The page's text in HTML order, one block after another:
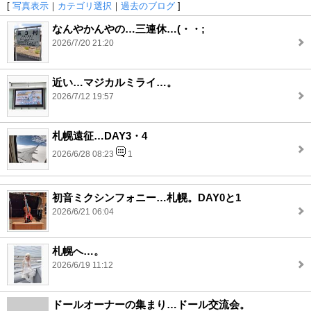
[ 写真表示 ｜ カテゴリ選択 ｜ 過去のブログ ]
なんやかんやの…三連休…(・・;
2026/7/20 21:20
近い…マジカルミライ…。
2026/7/12 19:57
札幌遠征…DAY3・4
2026/6/28 08:23 1
初音ミクシンフォニー…札幌。DAY0と1
2026/6/21 06:04
札幌へ…。
2026/6/19 11:12
ドールオーナーの集まり…ドール交流会。